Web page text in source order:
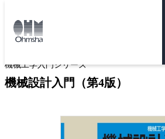
トップ
機械工学入門シリーズ
機械設計入門（第4版）